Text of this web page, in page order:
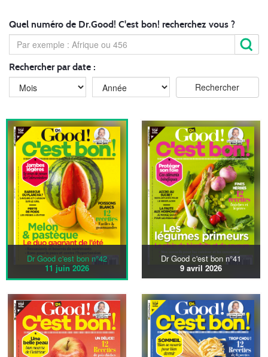
Quel numéro de Dr.Good! C'est bon! recherchez vous ?
Rechercher par date :
Dr Good c'est bon n°42
11 juin 2026
Dr Good c'est bon n°41
9 avril 2026